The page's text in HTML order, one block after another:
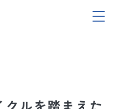
ルを踏まえた